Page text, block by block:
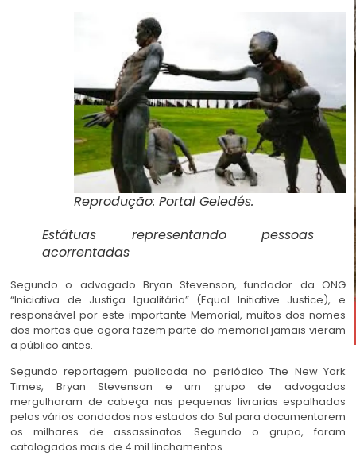
Reprodução: Portal Geledés.
Estátuas representando pessoas
acorrentadas
Segundo o advogado Bryan Stevenson, fundador da ONG
“Iniciativa de Justiça Igualitária” (Equal Initiative Justice), e
responsável por este importante Memorial, muitos dos nomes
dos mortos que agora fazem parte do memorial jamais vieram
a público antes.
Segundo reportagem publicada no periódico The New York
Times, Bryan Stevenson e um grupo de advogados
mergulharam de cabeça nas pequenas livrarias espalhadas
pelos vários condados nos estados do Sul para documentarem
os milhares de assassinatos. Segundo o grupo, foram
catalogados mais de 4 mil linchamentos.